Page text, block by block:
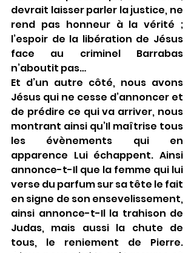
devrait laisser parler la justice, ne
rend pas honneur à la vérité ;
l’espoir de la libération de Jésus
face au criminel Barrabas
n’aboutit pas…
Et d’un autre côté, nous avons
Jésus qui ne cesse d’annoncer et
de prédire ce qui va arriver, nous
montrant ainsi qu’Il maîtrise tous
les évènements qui en
apparence Lui échappent. Ainsi
annonce-t-Il que la femme qui lui
verse du parfum sur sa tête le fait
en signe de son ensevelissement,
ainsi annonce-t-Il la trahison de
Judas, mais aussi la chute de
tous, le reniement de Pierre.